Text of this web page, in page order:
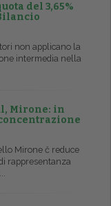
del 3,65%
non applicano la
intermedia nella
Mirone: in
Mirone č reduce
rappresentanza